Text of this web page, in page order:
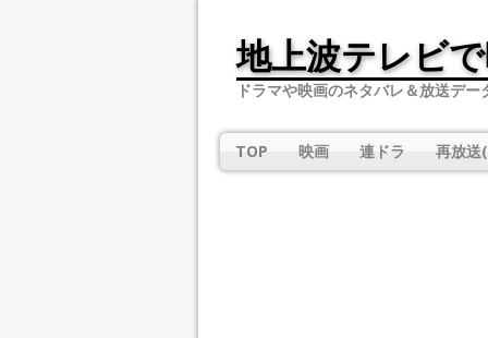
地上波テレビ
ドラマや映画のネタバレ＆放送デ
TOP 映画 連ドラ 再放送